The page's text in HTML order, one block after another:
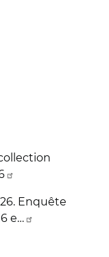
Enquête
e…